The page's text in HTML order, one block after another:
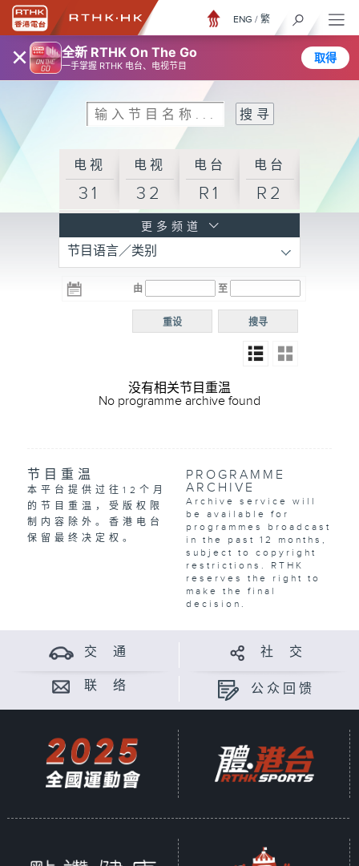
× 全新 RTHK On The Go
一手掌握 RTHK 电台、电视节目
取得
ENG / 繁
电视
31
电视
32
电台
R1
电台
R2
R3
电台 电台
R5
电台
普通
更多频道
节目语言／类别
由 至
搜寻
重设
没有相关节目重温
No programme archive found
节目重温
本平台提供过往12个月
的节目重温，受版权限
制内容除外。香港电台
保留最终决定权。
PROGRAMME
ARCHIVE
Archive service will
be available for
programmes broadcast
in the past 12 months,
subject to copyright
restrictions. RTHK
reserves the right to
make the final
decision.
交 通 社 交
联 络 公众回馈